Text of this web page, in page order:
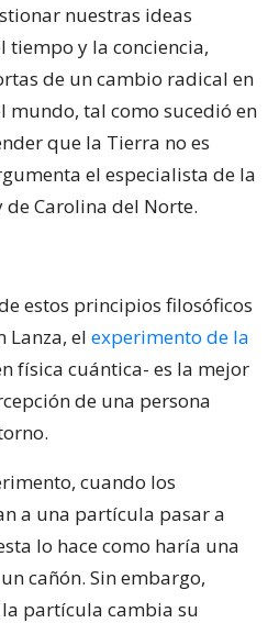
nuestras ideas
tiempo y la conciencia,
de un cambio radical en
mundo, tal como sucedió en
que la Tierra no es
el especialista de la
de Carolina del Norte.
estos principios filosóficos
Lanza, el experimento de la
física cuántica- es la mejor
de una persona
cuando los
a una partícula pasar a
lo hace como haría una
cañón. Sin embargo,
partícula cambia su